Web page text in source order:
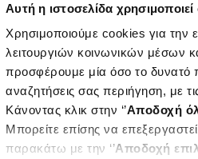
Αυτή η ιστοσελίδα
Χρησιμοποιούμε cookies για την
λειτουργιών κοινωνικών μέσων
προσφέρουμε μία όσο το δυνατό
αναζητήσεις σας περιήγηση, με
Κάνοντας κλικ στην ‘’Αποδοχή
Μπορείτε επίσης να
παρακάτω με την ‘’Αποδοχή